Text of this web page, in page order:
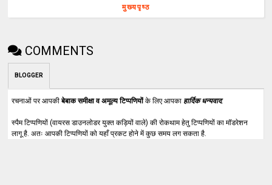
मुख्यपृष्ठ
COMMENTS
BLOGGER
रचनाओं पर आपकीबेबाक समीक्षा व अमूल्य टिप्पणियोंके लिए आपका हार्दिक धन्यवाद.
स्पैम टिप्पणियों (वायरस डाउनलोडर युक्त कड़ियों वाले) की रोकथाम हेतु टिप्पणियों का मॉडरेशन
लागू है. अतः आपकी टिप्पणियों को यहाँ प्रकट होने में कुछ समय लग सकता है.